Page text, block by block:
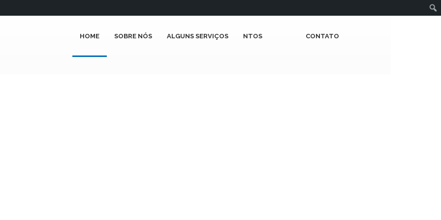
HOME SOBRE NÓS ALGUNS SERVIÇOS
ORÇAMENTOS CONTATO